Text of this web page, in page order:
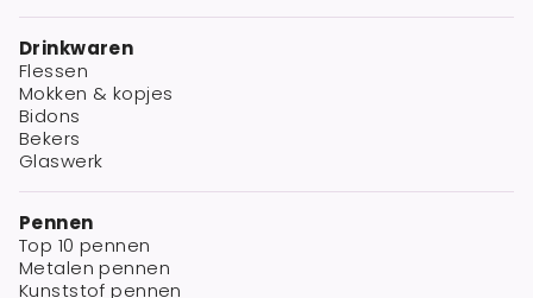
Drinkwaren
Flessen
Mokken & kopjes
Bidons
Bekers
Glaswerk
Pennen
Top 10 pennen
Metalen pennen
Kunststof pennen